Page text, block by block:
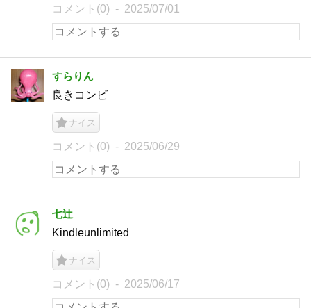
コメント(0) 2025/07/01
すらりん
良きコンビ
ナイス
コメント(0) 2025/06/29
七辻
Kindleunlimited
ナイス
コメント(0) 2025/06/17